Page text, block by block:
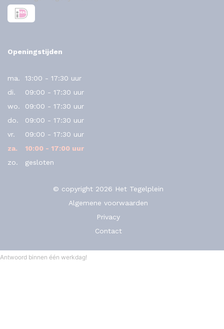
Openingstijden
ma.
13:00 - 17:30 uur
di.
09:00 - 17:30 uur
wo.
09:00 - 17:30 uur
do.
09:00 - 17:30 uur
vr.
09:00 - 17:30 uur
za.
10:00 - 17:00 uur
zo.
gesloten
© copyright 2026 Het Tegelplein
Algemene voorwaarden
Privacy
Contact
Antwoord binnen één werkdag!